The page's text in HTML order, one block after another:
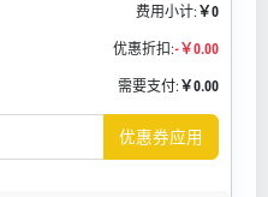
费用小计: ￥0
优惠折扣:-￥0.00
需要支付: ￥0.00
优惠券应用